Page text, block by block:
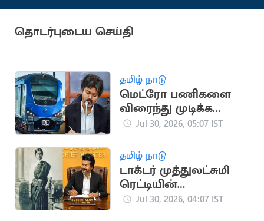
தொடர்புடைய செய்தி
தமிழ் நாடு
மெட்ரோ பணிகளை
விரைந்து முடிக்க
முதலமைச்சர் உத்தரவு
Jul 30, 2026, 05:07 IST
தமிழ் நாடு
டாக்டர் முத்துலட்சுமி
ரெட்டியின்
பிறந்தநாளையொட்டி
Jul 30, 2026, 04:07 IST